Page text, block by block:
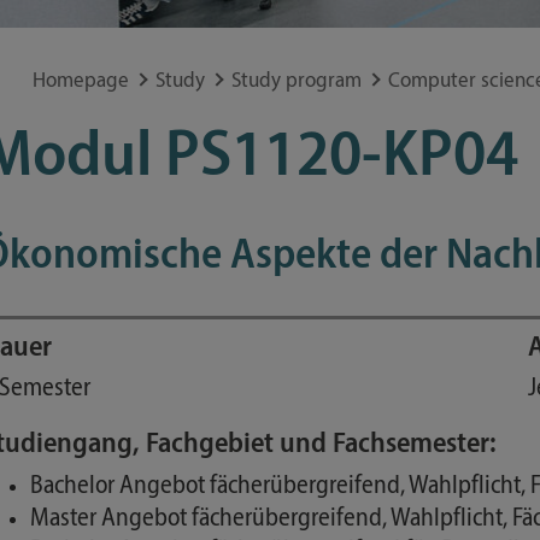
Special application concerns
Frequently asked questions
Homepage Study Study program Computer
PS1120-KP04
Aspekte der
Fachgebiet und Fachsemester:
Bachelor Angebot fächerübergreifend, Wahlpflicht,
Master Angebot fächerübergreifend, Wahlpflicht,